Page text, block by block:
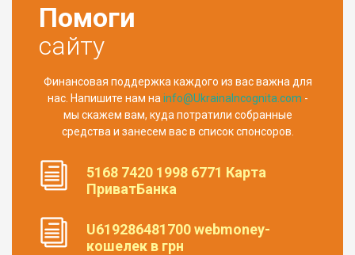
Помоги
сайту
Финансовая поддержка каждого из вас важна для
нас. Напишите нам на info@UkrainaIncognita.com -
мы скажем вам, куда потратили собранные
средства и занесем вас в список спонсоров.
5168 7420 1998 6771 Карта
ПриватБанка
U619286481700 webmoney-
кошелек в грн